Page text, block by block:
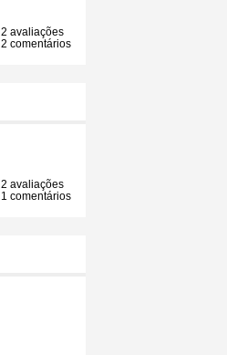
2 avaliações
2 comentários
2 avaliações
1 comentários